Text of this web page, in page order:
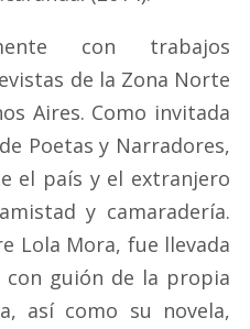
con trabajos
de la Zona Norte
Aires. Como invitada
Poetas y Narradores,
el país y el extranjero
y camaradería.
Lola Mora, fue llevada
guión de la propia
así como su novela,